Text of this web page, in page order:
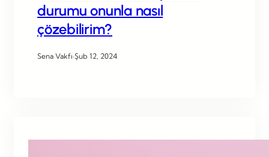
durumu onunla nasıl
çözebilirim?
Sena Vakfı·Şub 12, 2024